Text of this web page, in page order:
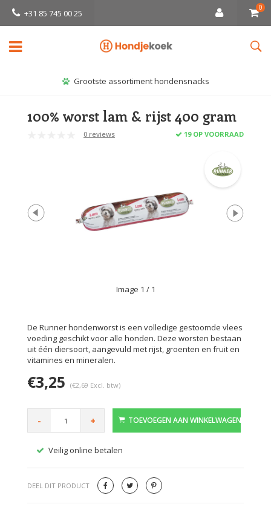
+31 85 745 00 25
0
Grootste assortiment hondensnacks
100% worst lam & rijst 400 gram
0 reviews 19 OP VOORRAAD
Image 1 / 1
De Runner hondenworst is een volledige gestoomde vlees
voeding geschikt voor alle honden. Deze worsten bestaan
uit één diersoort, aangevuld met rijst, groenten en fruit en
vitamines en mineralen.
€3,25 (€2,69 Excl. btw)
- + TOEVOEGEN AAN WINKELWAGEN
Veilig online betalen
DEEL DIT PRODUCT